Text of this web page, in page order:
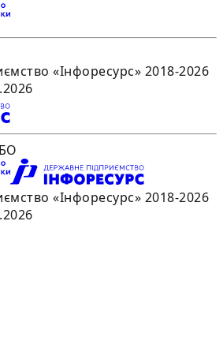
«Інфоресурс» 2018-2026
«Інфоресурс» 2018-2026